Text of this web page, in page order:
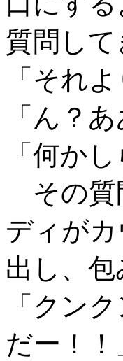
質問して
「それ
「ん？
「何かし
その質
ディが
出し、
「クン
だー！！